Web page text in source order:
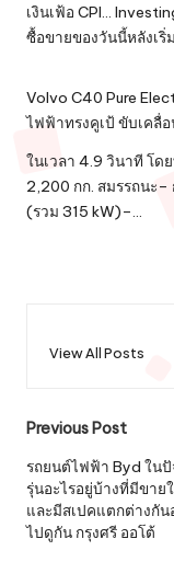
เงินเฟ้อ CPI...
ซื้อขายของวันนี้หลังเริ่
Volvo C40 Pure
ไฟฟ้าทรงคูเป้ ขับเคลื่
ในเวลา 4.9 วินาที โด
2,200 กก. สมรรถนะ–
(รวม 315 kW)–…
View All Posts
Post
Previous Post
รถยนต์ไฟฟ้า Byd ใน
รุ่นอะไรอยู่บ้างที่มีขาย
และมีสเปคแตกต่างกัน
ไปดูกัน กรุงศรี ออโต้